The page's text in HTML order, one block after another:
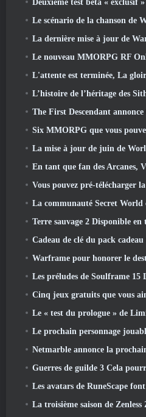
Deuxième test bêta « exclusif » annoncé pour les
Le scénario de la chanson de Welkin Moon de
La dernière mise à jour de Warframe
Le nouveau MMORPG RF Online Next sur le thème
L'attente est terminée, La
L’histoire de l’héritage des Sith atteint sa conclusion
The First Descendant annonce
Six MMORPG que vous pouvez
La mise à jour de juin de World Of Warships célèbre le jour de
En tant que fan des Arcanes, Voici 5
Vous pouvez pré-télécharger la démo Steam
La communauté Secret World célèbre son 14e
Terre sauvage 2 Disponible en téléchargement
Cadeau de clé du pack
Warframe pour honorer le destin 2 Avec
Les préludes de Soulframe 15 La mise
Cinq jeux gratuits que vous aimeriez
Le « test du prologue » de Limit Zero
Le prochain personnage jouable d’Overwatch
Netmarble annonce la prochaine date
Guerres de guilde 3 Cela pourrait être exactement ce
Les avatars de RuneScape font l'objet d'une refonte dans la plus
La troisième saison de Zenless Zone Zero commence par un voyage